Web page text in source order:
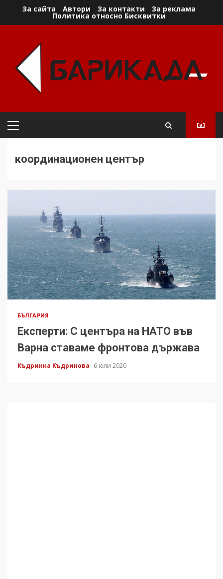
За сайта Автори За контакти За реклама
Политика относно Бисквитки
Primary
координационен център
БЪЛГАРИЯ
Експерти: С центъра на НАТО във
Варна ставаме фронтова държава
Къдринка Къдринова 6 юли 2020